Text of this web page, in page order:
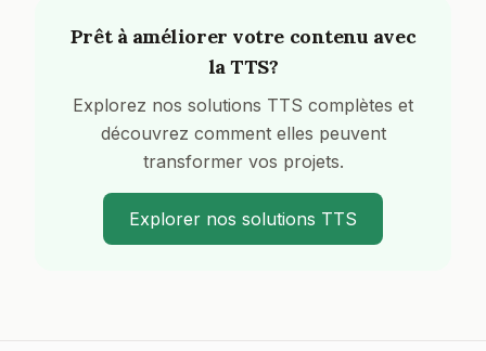
Prêt à améliorer votre contenu avec
la TTS?
Explorez nos solutions TTS complètes et
découvrez comment elles peuvent
transformer vos projets.
Explorer nos solutions TTS